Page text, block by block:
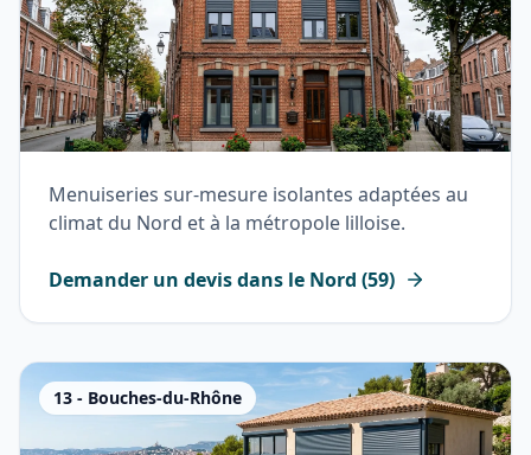
Menuiseries sur-mesure isolantes adaptées au
climat du Nord et à la métropole lilloise.
Demander un devis dans le Nord (59)
13 - Bouches-du-Rhône